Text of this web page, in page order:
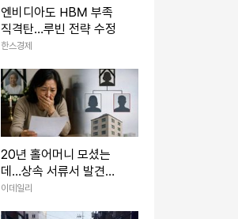
엔비디아도 HBM 부족
직격탄…루빈 전략 수정
한스경제
20년 홀어머니 모셨는
데…상속 서류서 발견한
'낯선 이름'
이데일리